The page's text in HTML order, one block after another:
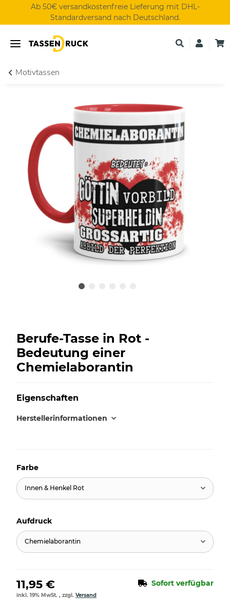
Ab 50€ versandkostenfreie Lieferung mit DHL-
Standardversand nach Deutschland.
Motivtassen
Berufe-Tasse in Rot -
Bedeutung einer
Chemielaborantin
Eigenschaften
Herstellerinformationen
Farbe
Innen & Henkel Rot
Aufdruck
Chemielaborantin
11,95 € Sofort verfügbar
inkl. 19% MwSt. , zzgl. Versand